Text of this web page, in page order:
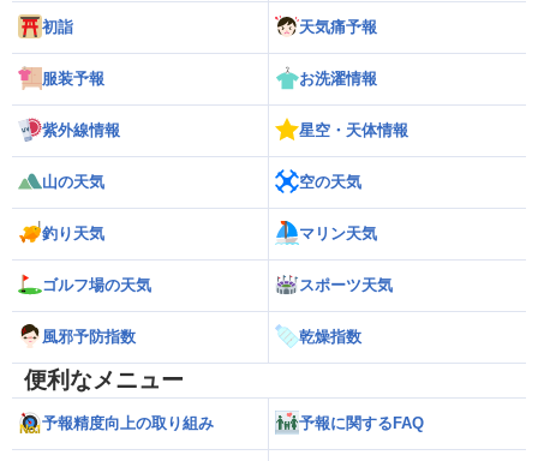
初詣 天気痛予報
服装予報 お洗濯情報
紫外線情報 星空・天体情報
山の天気 空の天気
釣り天気 マリン天気
ゴルフ場の天気 スポーツ天気
風邪予防指数 乾燥指数
便利なメニュー
予報精度向上の取り組み 予報に関するFAQ